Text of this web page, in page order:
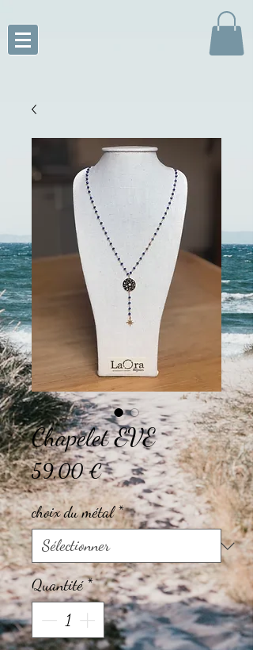
Chapelet EVE
59,00 €Prix
choix du métal*
Quantité*